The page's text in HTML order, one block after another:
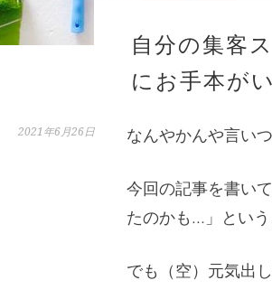
自分の集客
にお手本が
2021年6月26日 なんやかんや言い
今回の記事を書い
たのかも…」という
でも（空）元気出